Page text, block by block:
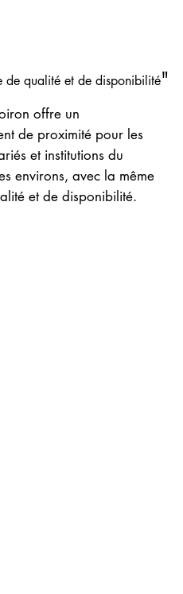
de qualité et de disponibilité"
offre un
de proximité pour les
et institutions du
environs, avec la même
et de disponibilité.